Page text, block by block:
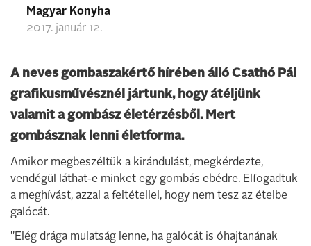
Magyar Konyha
2017. január 12.
A neves gombaszakértő hírében álló Csathó Pál
grafikusművésznél jártunk, hogy átéljünk
valamit a gombász életérzésből. Mert
gombásznak lenni életforma.
Amikor megbeszéltük a kirándulást, megkérdezte,
vendégül láthat-e minket egy gombás ebédre. Elfogadtuk
a meghívást, azzal a feltétellel, hogy nem tesz az ételbe
galócát.
"Elég drága mulatság lenne, ha galócát is óhajtanának